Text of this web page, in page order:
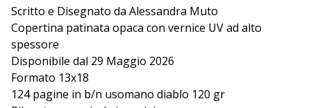
Scritto e Disegnato da Alessandra Muto
Copertina patinata opaca con vernice UV ad alto
spessore
Disponibile dal 29 Maggio 2026
Formato 13x18
124 pagine in b/n usomano diablo 120 gr